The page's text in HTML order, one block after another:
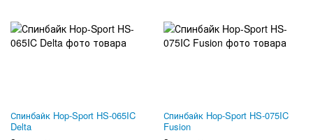
Спинбайк Hop-Sport HS-065IC
Delta
Спинбайк Hop-Sport HS-075IC
Fusion